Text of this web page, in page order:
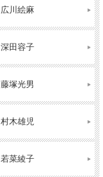
広川絵麻
深田容子
藤塚光男
村木雄児
若菜綾子